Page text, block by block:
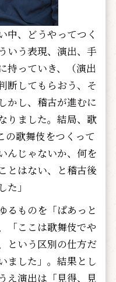
中、どうやってつく
いう表現、演出、手
持っていき、（演出
断してもらおう、そ
かし、稽古が進むに
りました。結局、歌
の歌舞伎をつくって
んじゃないか、何を
とはない、と稽古後
」
るものを「ぱあっと
「ここは歌舞伎でや
という区別の仕方だ
ました」。結果とし
え演出は「見得、見